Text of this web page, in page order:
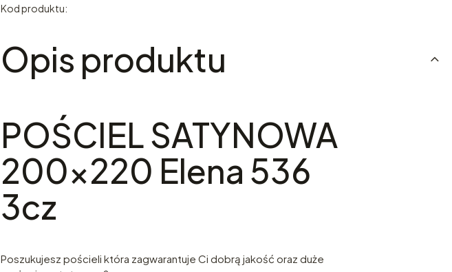
Kod produktu:
Opis produktu
POŚCIEL SATYNOWA
200x220 Elena 536
3cz
Poszukujesz pościeli która zagwarantuje Ci dobrą jakość oraz duże